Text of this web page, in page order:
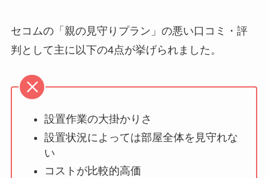
セコムの「親の見守りプラン」の悪い口コミ・評
判として主に以下の4点が挙げられました。
設置作業の大掛かりさ
設置状況によっては部屋全体を見守れな
い
コストが比較的高価